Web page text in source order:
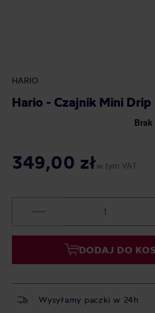
HARIO
Hario - Czajnik Mini
349,00 złw tym VAT
DODAJ DO
Wysyłamy paczki w 24h